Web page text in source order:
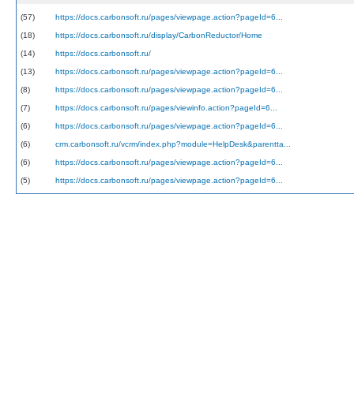
(57) https://docs.carbonsoft.ru/pages/viewpage.action?pageId=6...
(18) https://docs.carbonsoft.ru/display/CarbonReductor/Home
(14) https://docs.carbonsoft.ru/
(13) https://docs.carbonsoft.ru/pages/viewpage.action?pageId=6...
(8) https://docs.carbonsoft.ru/pages/viewpage.action?pageId=6...
(7) https://docs.carbonsoft.ru/pages/viewinfo.action?pageId=6...
(6) https://docs.carbonsoft.ru/pages/viewpage.action?pageId=6...
(6) crm.carbonsoft.ru/vcrm/index.php?module=HelpDesk&parentta...
(6) https://docs.carbonsoft.ru/pages/viewpage.action?pageId=6...
(5) https://docs.carbonsoft.ru/pages/viewpage.action?pageId=6...